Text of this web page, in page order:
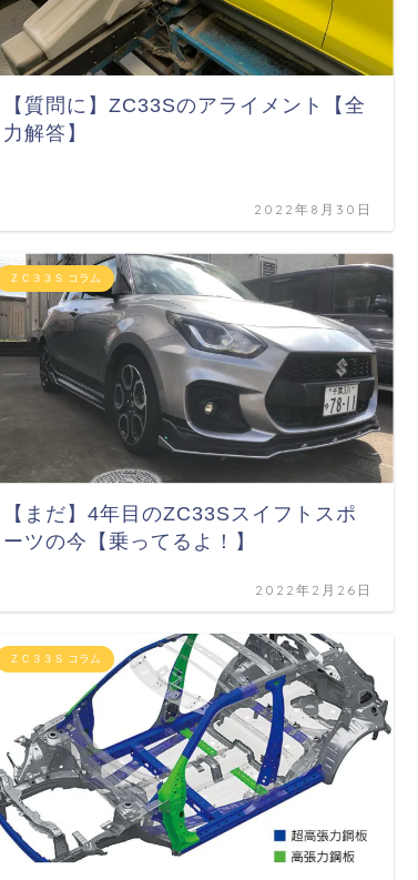
【質問に】ZC33Sのアライメント【全
力解答】
2022年8月30日
ＺＣ３３Ｓ コラム
【まだ】4年目のZC33Sスイフトスポ
ーツの今【乗ってるよ！】
2022年2月26日
ＺＣ３３Ｓ コラム